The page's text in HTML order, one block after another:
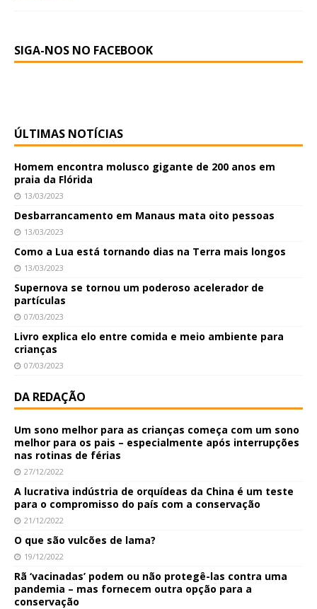
SIGA-NOS NO FACEBOOK
ÚLTIMAS NOTÍCIAS
Homem encontra molusco gigante de 200 anos em
praia da Flórida
13/03/2023
Desbarrancamento em Manaus mata oito pessoas
13/03/2023
Como a Lua está tornando dias na Terra mais longos
13/03/2023
Supernova se tornou um poderoso acelerador de
partículas
07/03/2023
Livro explica elo entre comida e meio ambiente para
crianças
07/03/2023
DA REDAÇÃO
Um sono melhor para as crianças começa com um sono
melhor para os pais – especialmente após interrupções
nas rotinas de férias
27/12/2022
A lucrativa indústria de orquídeas da China é um teste
para o compromisso do país com a conservação
21/12/2022
O que são vulcões de lama?
19/12/2022
Rã ‘vacinadas’ podem ou não protegê-las contra uma
pandemia – mas fornecem outra opção para a
conservação